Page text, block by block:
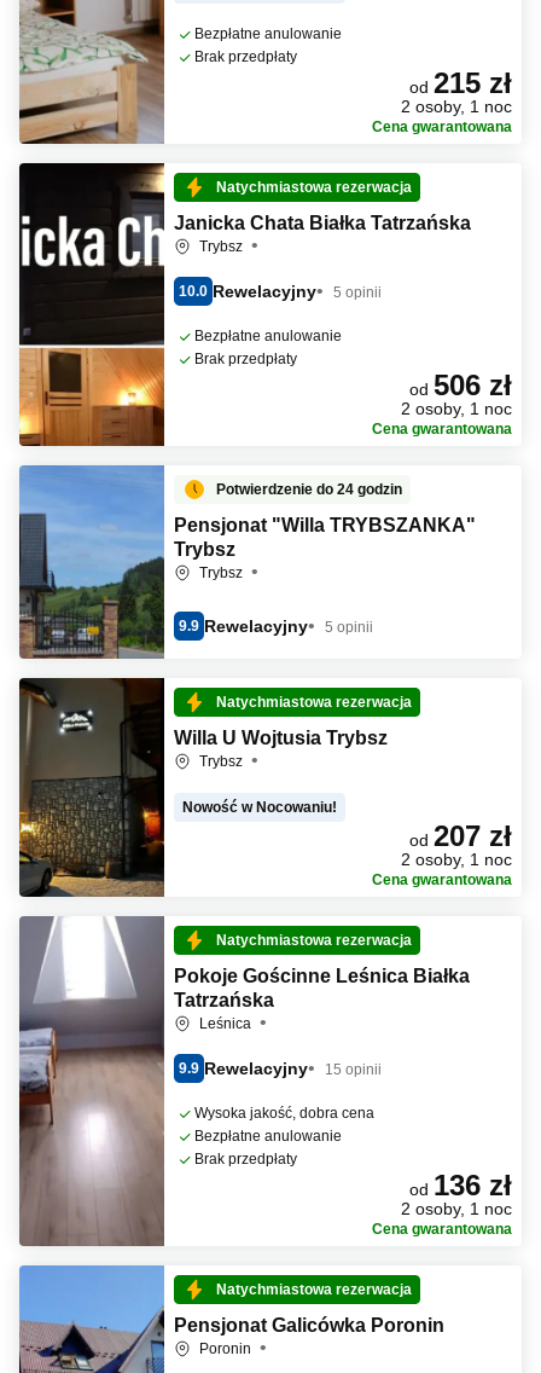
Bezpłatne anulowanie
Brak przedpłaty
od 215 zł
2 osoby, 1 noc
Cena gwarantowana
Natychmiastowa rezerwacja
Janicka Chata Białka Tatrzańska
Trybsz
10.0 Rewelacyjny 5 opinii
Bezpłatne anulowanie
Brak przedpłaty
od 506 zł
2 osoby, 1 noc
Cena gwarantowana
Potwierdzenie do 24 godzin
Pensjonat "Willa TRYBSZANKA"
Trybsz
Trybsz
9.9 Rewelacyjny 5 opinii
Natychmiastowa rezerwacja
Willa U Wojtusia Trybsz
Trybsz
Nowość w Nocowaniu!
od 207 zł
2 osoby, 1 noc
Cena gwarantowana
Natychmiastowa rezerwacja
Pokoje Gościnne Leśnica Białka
Tatrzańska
Leśnica
9.9 Rewelacyjny 15 opinii
Wysoka jakość, dobra cena
Bezpłatne anulowanie
Brak przedpłaty
od 136 zł
2 osoby, 1 noc
Cena gwarantowana
Natychmiastowa rezerwacja
Pensjonat Galicówka Poronin
Poronin